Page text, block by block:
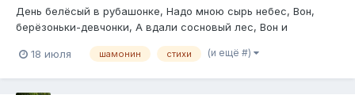
День белёсый в рубашонке, Надо мною сырь небес, Вон,
берёзоньки-девчонки, А вдали сосновый лес, Вон и
Встали свежие стога. Я шагаю по низинке, Обнимаю ширь
бежит...
18 июля шамонин стихи (и ещё #)